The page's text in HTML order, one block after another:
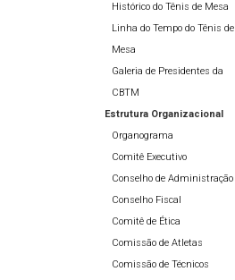
Histórico do Tênis de Mesa
Linha do Tempo do Tênis de
Mesa
Galeria de Presidentes da
CBTM
Estrutura Organizacional
Organograma
Comitê Executivo
Conselho de Administração
Conselho Fiscal
Comitê de Ética
Comissão de Atletas
Comissão de Técnicos